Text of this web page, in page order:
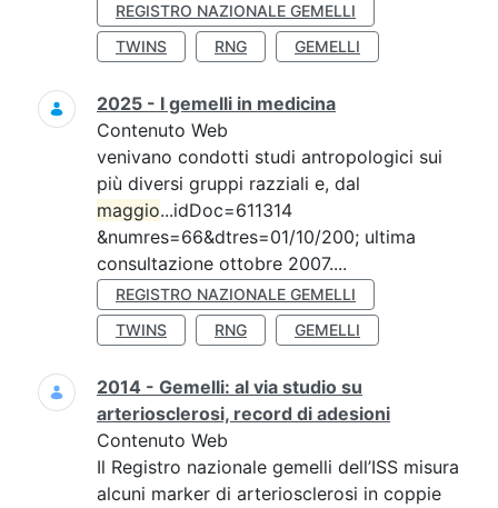
REGISTRO NAZIONALE GEMELLI
TWINS
RNG GEMELLI
2025 - I gemelli in medicina
Contenuto Web
venivano condotti studi antropologici sui
più diversi gruppi razziali e, dal
maggio...idDoc=611314
&numres=66&dtres=01/10/200; ultima
consultazione ottobre 2007....
REGISTRO NAZIONALE GEMELLI
TWINS
RNG GEMELLI
2014 - Gemelli: al via studio su
arteriosclerosi, record di adesioni
Contenuto Web
Il Registro nazionale gemelli dell’ISS misura
alcuni marker di arteriosclerosi in coppie